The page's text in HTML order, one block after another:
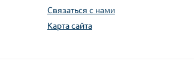
Связаться с нами
Карта сайта